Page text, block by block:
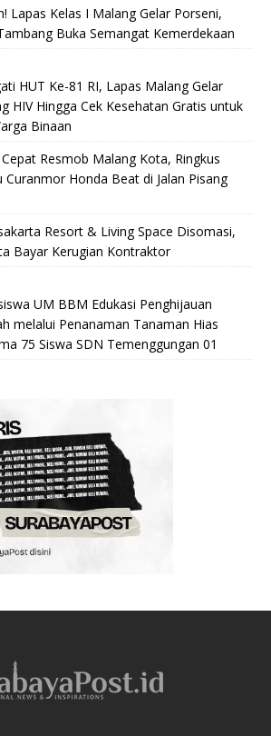
Lapas Kelas I Malang Gelar Porseni,
Buka Semangat Kemerdekaan
HUT Ke-81 RI, Lapas Malang Gelar
HIV Hingga Cek Kesehatan Gratis untuk
Binaan
Resmob Malang Kota, Ringkus
Curanmor Honda Beat di Jalan Pisang
Resort & Living Space Disomasi,
Bayar Kerugian Kontraktor
UM BBM Edukasi Penghijauan
melalui Penanaman Tanaman Hias
75 Siswa SDN Temenggungan 01